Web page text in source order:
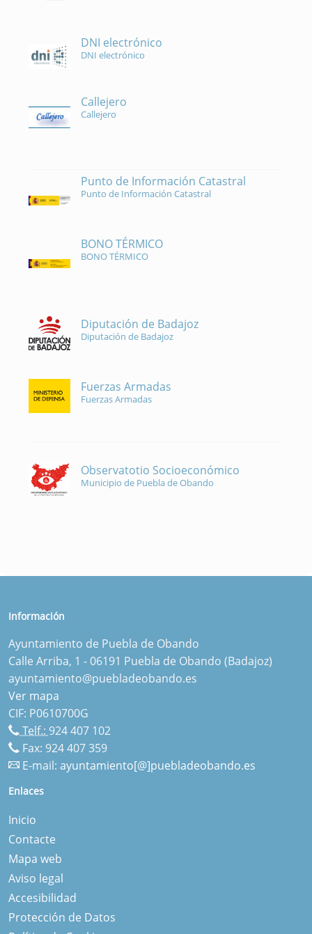
DNI electrónico
DNI electrónico
Callejero
Callejero
Punto de Información Catastral
Punto de Información Catastral
BONO TÉRMICO
BONO TÉRMICO
Diputación de Badajoz
Diputación de Badajoz
Fuerzas Armadas
Fuerzas Armadas
Observatotio Socioeconómico
Municipio de Puebla de Obando
Información
Ayuntamiento de Puebla de Obando
Calle Arriba, 1 - 06191 Puebla de Obando (Badajoz)
ayuntamiento@puebladeobando.es
Ver mapa
CIF: P0610700G
Telf.:924 407 102
Fax: 924 407 359
E-mail: ayuntamiento[@]puebladeobando.es
Enlaces
Inicio
Contacte
Mapa web
Aviso legal
Accesibilidad
Protección de Datos